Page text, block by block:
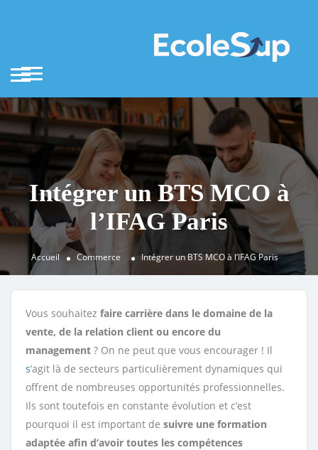
Intégrer un BTS MCO à
l’IFAG Paris
Accueil Commerce Intégrer un BTS MCO à l’IFAG Paris
Vous souhaitez faire carrière dans le domaine de la
vente, de la relation client ou encore du
management ? On ne peut que vous encourager ! Il
s’agit là de secteurs particulièrement dynamiques qui
offrent de nombreuses opportunités professionnelles.
Ils sont toutefois en constante évolution et c’est
pourquoi il est important de suivre une formation
adaptée afin d’avoir toutes les compétences